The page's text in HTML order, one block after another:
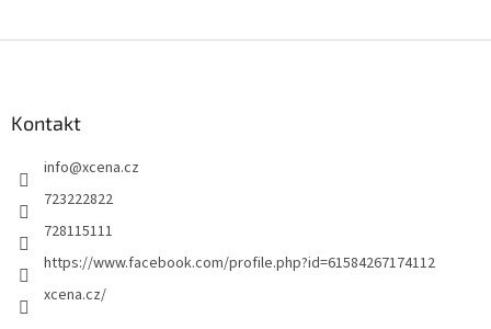
Kontakt
info@xcena.cz
723222822
728115111
https://www.facebook.com/profile.php?id=61584267174112
xcena.cz/